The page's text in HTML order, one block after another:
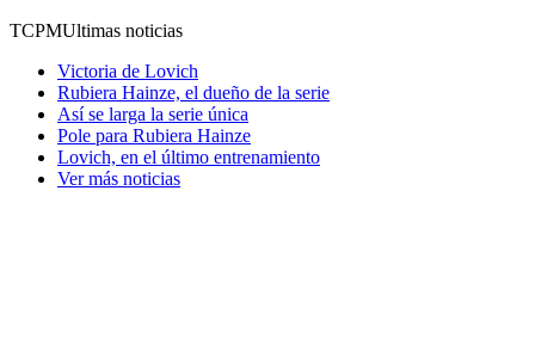
TCPMUltimas noticias
Victoria de Lovich
Rubiera Hainze, el dueño de la serie
Así se larga la serie única
Pole para Rubiera Hainze
Lovich, en el último entrenamiento
Ver más noticias